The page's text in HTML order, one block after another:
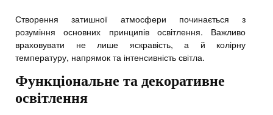
Створення затишної атмосфери починається з
розуміння основних принципів освітлення. Важливо
враховувати не лише яскравість, а й колірну
температуру, напрямок та інтенсивність світла.
Функціональне та декоративне
освітлення